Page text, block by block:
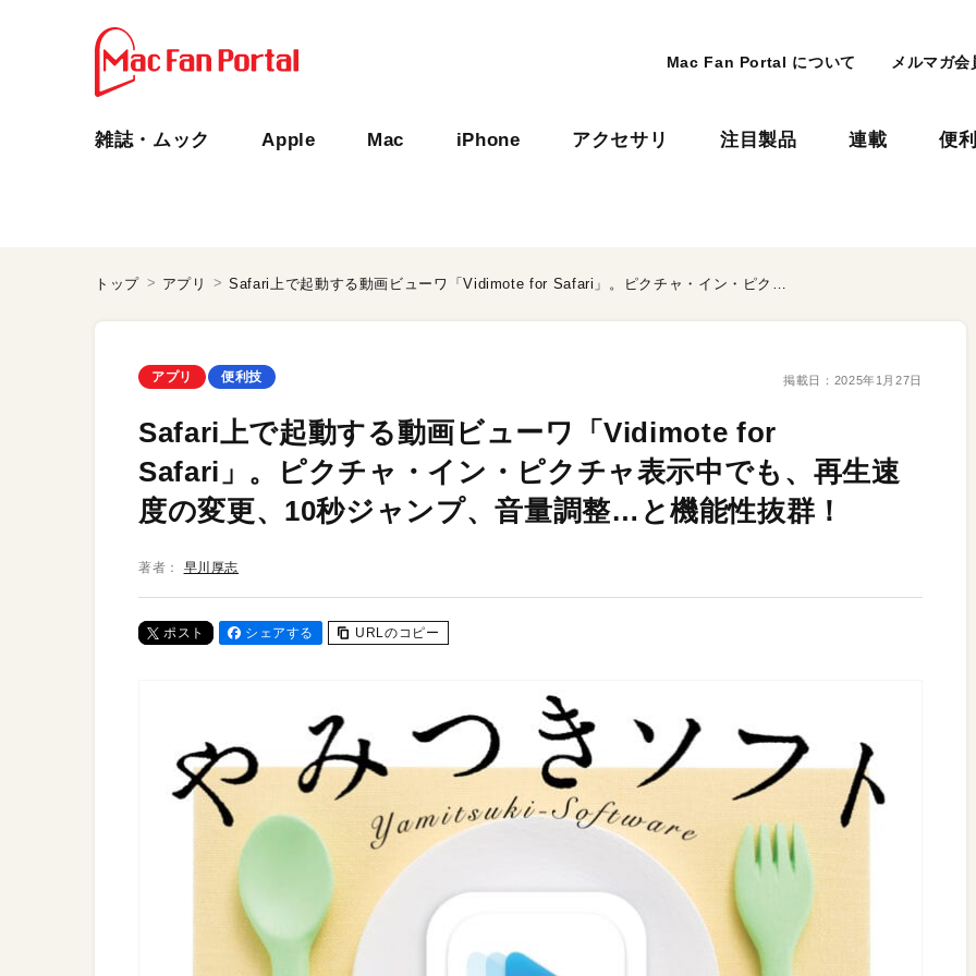
Mac Fan Portal について メルマガ会
雑誌・ムック Apple Mac iPhone アクセサリ 注目製品 連載 便
トップ アプリ Safari上で起動する動画ビューワ「Vidimote for Safari」。ピクチャ・イン・ピクチャ表示中でも、再生速度の変更、10秒ジャンプ、音量調整…と機能性抜群！
アプリ 便利技 掲載日： 2025年1月27日
Safari上で起動する動画ビューワ「Vidimote for
Safari」。ピクチャ・イン・ピクチャ表示中でも、再生速
度の変更、10秒ジャンプ、音量調整…と機能性抜群！
著者： 早川厚志
ポスト シェアする URLのコピー